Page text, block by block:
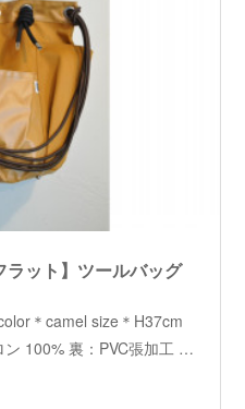
ラット】ツールバッグ
＊camel size＊H37cm
100% 裏：PVC張加工 …